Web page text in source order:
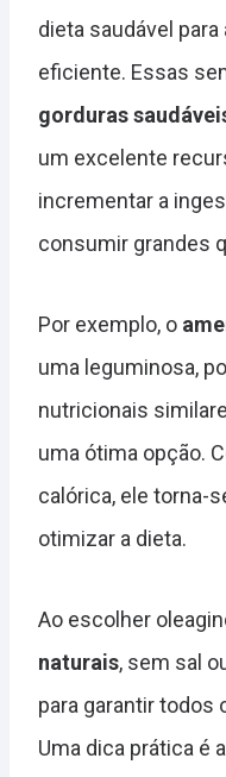
dieta saudável
eficiente. Essas
gorduras
um excelente
incrementar a
consumir grandes
Por exemplo, o
uma leguminosa,
nutricionais
uma ótima opção.
calórica, ele torna-
otimizar a dieta.
Ao escolher
naturais, sem sal
para garantir
Uma dica prática é